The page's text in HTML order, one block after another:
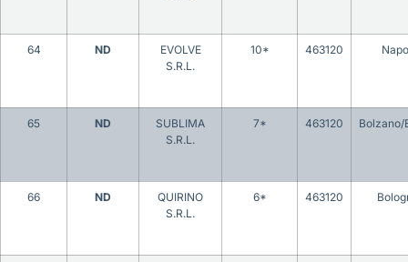
64 ND
EVOLVE
S.R.L.
10* 463120
65 ND
SUBLIMA
S.R.L.
7* 463120 Bolzano/
66 ND
QUIRINO
S.R.L.
6* 463120